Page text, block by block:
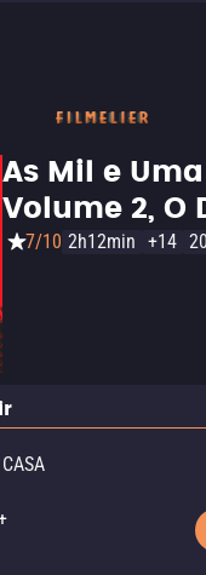
As Mil e
Volume 2, O
7/10 2h12min +14